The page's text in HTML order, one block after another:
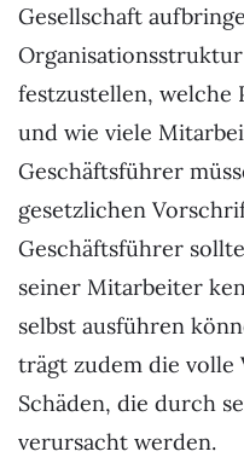
Gesellschaft
festzustellen, welche
und wie viele
Geschäftsführer
gesetzlichen
Geschäftsführer
seiner Mitarbeiter
selbst ausführen
trägt zudem die
Schäden, die durch
verursacht werden.